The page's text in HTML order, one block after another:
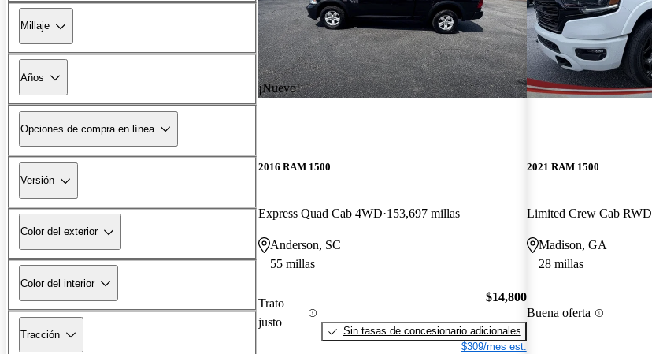
Millaje
Años
Opciones de compra en línea
Versión
Color del exterior
Color del interior
Tracción
¡Nuevo!
2016 RAM 1500
Express Quad Cab 4WD 153,697 millas
Anderson, SC
55 millas
Trato
justo
$14,800
Sin tasas de concesionario adicionales
$309/mes est.
2021 RAM 1500
Limited Crew Cab RWD
Madison, GA
28 millas
Buena oferta